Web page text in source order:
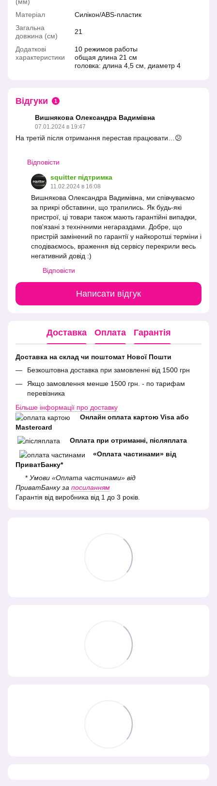
Матеріал
Силікон/ABS-пластик
Загальна
довжина (см)
21
Додаткові
характеристики
10 режимов работы
общая длина 21 см
головка: длина 4,5 см, диаметр 4
Відгуки 1
Вишнякова Олександра Вадимівна
07.01.2024 в 19:47
На третій після отримання перестав працювати…😕
Відповісти
squitter підтримка
11.02.2024 в 16:08
Вишнякова Олександра Вадимівна, ми співчуваємо
за прикрі обставини, що трапились. Як будь-які
пристрої, ці товари також мають гарантійні випадки,
пов'язані з технічними негараздами. Добре, що
пристрій замінений по гарантії у найкоротші терміни і
сподіваємось, враження від сервісу перекрили весь
негативний довід :)
Відповісти
Написати відгук
Доставка Оплата Гарантія
Доставка на склад чи поштомат Нової Пошти
Безкоштовна доставка при замовленні від 1500 грн
Якщо замовлення менше 1500 грн. - по тарифам
перевізника
Більше інформації про доставку
Онлайн оплата картою Visa або
Mastercard
Оплата при отриманні, післяплата
«Оплата частинами» від
ПриватБанку*
* Умови «Оплата частинами» від
ПриватБанку за посиланням
Гарантія від виробника від 1 до 3 років.